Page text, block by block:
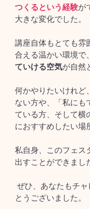
つくるという経験が
大きな変化でした。
講座自体もとても雰
合える温かい環境で、
ていける空気が自然
何かやりたいけれど
ない方や、「私にも
ている方、そして横
におすすめしたい場
私自身、このフェス
出すことができまし
ぜひ、あなたもチ
とうございました。